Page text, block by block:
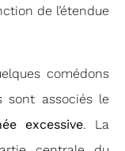
de l’étendue
comédons
sont associés le
excessive. La